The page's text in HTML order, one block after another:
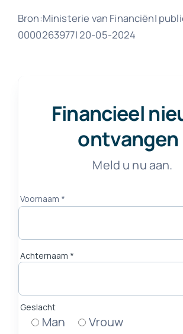
Bron:Ministerie van Financiën|
0000263977| 20-05-2024
Financieel
ontvangen
Meld u nu aan.